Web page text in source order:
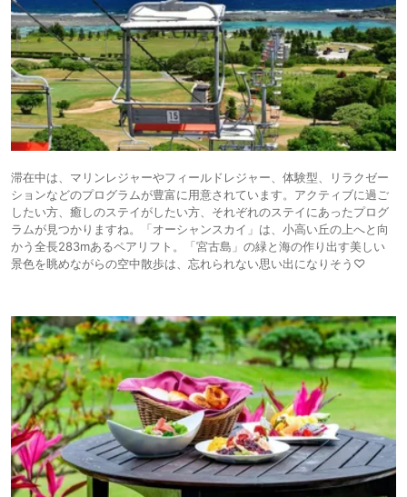
滞在中は、マリンレジャーやフィールドレジャー、体験型、リラクゼー
ションなどのプログラムが豊富に用意されています。アクティブに過ご
したい方、癒しのステイがしたい方、それぞれのステイにあったプログ
ラムが見つかりますね。「オーシャンスカイ」は、小高い丘の上へと向
かう全長283mあるペアリフト。「宮古島」の緑と海の作り出す美しい
景色を眺めながらの空中散歩は、忘れられない思い出になりそう♡